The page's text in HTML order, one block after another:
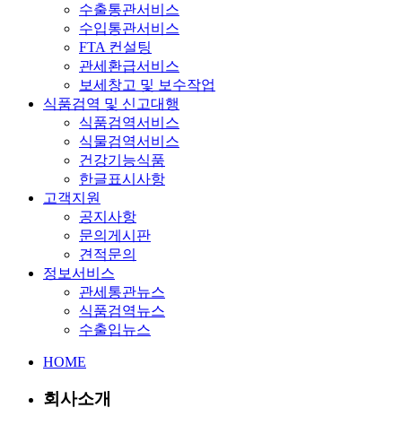
수출통관서비스
수입통관서비스
FTA 컨설팅
관세환급서비스
보세창고 및 보수작업
식품검역 및 신고대행
식품검역서비스
식물검역서비스
건강기능식품
한글표시사항
고객지원
공지사항
문의게시판
견적문의
정보서비스
관세통관뉴스
식품검역뉴스
수출입뉴스
HOME
회사소개